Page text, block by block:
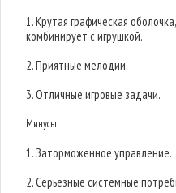
1. Крутая графическая
комбинирует с игрушкой.
2. Приятные мелодии.
3. Отличные игровые задачи.
Минусы:
1. Заторможенное управление.
2. Серьезные системные